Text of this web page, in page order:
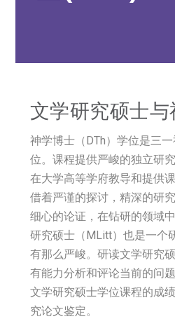
文学研究硕士
神学博士（DTh）学位是三
位。课程提供严峻的独立研
在大学高等学府教导和提供
借着严谨的探讨，精深的研
细心的论证，在钻研的领域
研究硕士（MLitt）也是一个
有那么严峻。研读文学研究
有能力分析和评论当前的问
文学研究硕士学位课程的成
究论文鉴定。